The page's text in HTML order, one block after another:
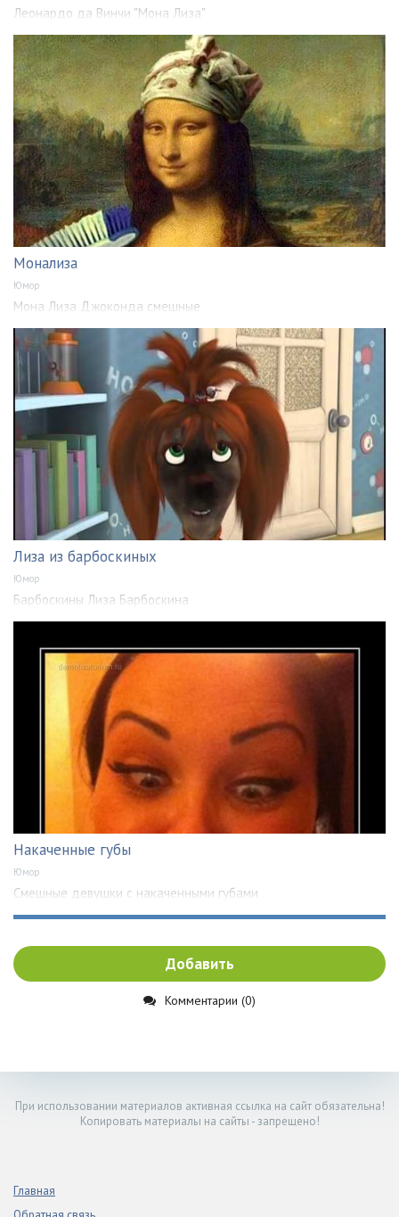
Леонардо да Винчи "Мона Лиза"
Монализа
Юмор
Мона Лиза Джоконда смешные
Лиза из барбоскиных
Юмор
Барбоскины Лиза Барбоскина
Накаченные губы
Юмор
Смешные девушки с накаченными губами
Добавить
Комментарии (0)
При использовании материалов активная ссылка на сайт обязательна!
Копировать материалы на сайты - запрещено!
Главная